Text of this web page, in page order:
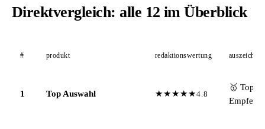
Direktvergleich: alle 12 im Überblick
# produkt redaktionswertung
1 Top Auswahl ★★★★★4.8
🥇 Top-